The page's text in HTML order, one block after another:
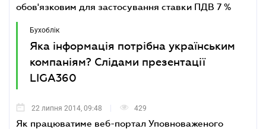
обов'язковим для застосування ставки ПДВ 7 %
Бухоблік
Яка інформація потрібна українським
компаніям? Слідами презентації
LIGA360
22 липня 2014, 09:48 429
Як працюватиме веб-портал Уповноваженого